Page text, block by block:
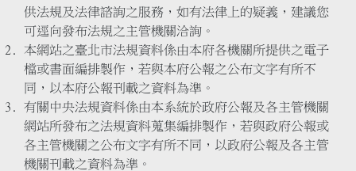
供法規及法律諮詢之服務，如有法律上的疑義，建議您
可逕向發布法規之主管機關洽詢。
本網站之臺北市法規資料係由本府各機關所提供之電子
檔或書面編排製作，若與本府公報之公布文字有所不
同，以本府公報刊載之資料為準。
有關中央法規資料係由本系統於政府公報及各主管機關
網站所發布之法規資料蒐集編排製作，若與政府公報或
各主管機關之公布文字有所不同，以政府公報及各主管
機關刊載之資料為準。